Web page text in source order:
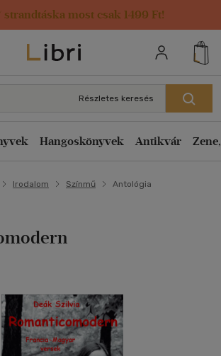
strandtáska most csak 1499 Ft!
Kártya adatai
Részletes keresés
Hangoskönyvek Antikvár
Irodalom Színmű Antológia